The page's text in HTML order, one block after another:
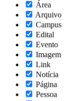
Área
Arquivo
Campus
Edital
Evento
Imagem
Link
Notícia
Página
Pessoa